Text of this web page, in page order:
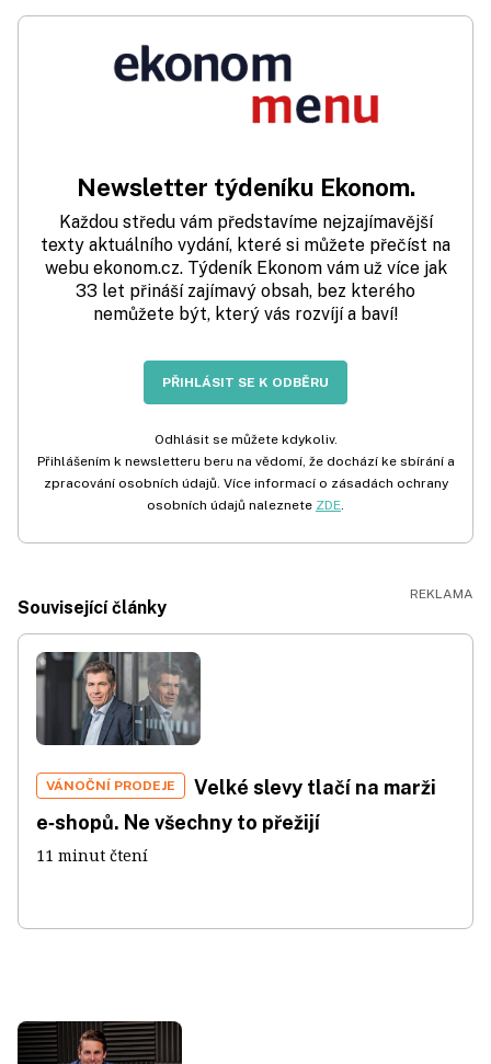
Newsletter týdeníku Ekonom.
Každou středu vám představíme nejzajímavější
texty aktuálního vydání, které si můžete přečíst na
webu ekonom.cz. Týdeník Ekonom vám už více jak
33 let přináší zajímavý obsah, bez kterého
nemůžete být, který vás rozvíjí a baví!
PŘIHLÁSIT SE K ODBĚRU
Odhlásit se můžete kdykoliv.
Přihlášením k newsletteru beru na vědomí, že dochází ke sbírání a
zpracování osobních údajů. Více informací o zásadách ochrany
osobních údajů naleznete ZDE.
Související články
VÁNOČNÍ PRODEJE
Velké slevy tlačí na marži
e‑shopů. Ne všechny to přežijí
11 minut čtení